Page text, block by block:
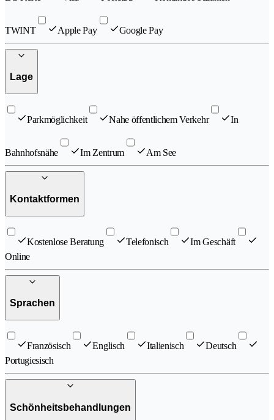
TWINT Apple Pay Google Pay
Lage
Parkmöglichkeit Nahe öffentlichem Verkehr In
Bahnhofsnähe Im Zentrum Am See
Kontaktformen
Kostenlose Beratung Telefonisch
Im Geschäft
Online
Sprachen
Französisch Englisch Italienisch
Deutsch
Portugiesisch
Schönheitsbehandlungen